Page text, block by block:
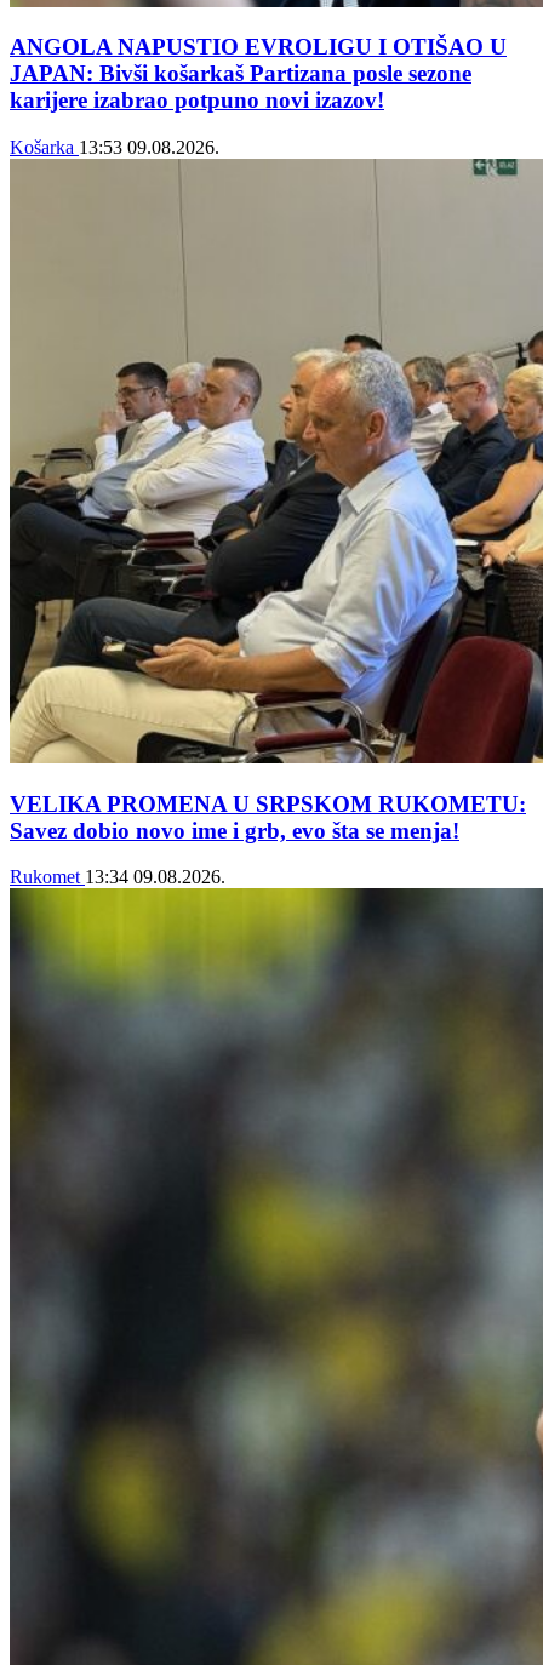
ANGOLA NAPUSTIO EVROLIGU I OTIŠAO U
JAPAN: Bivši košarkaš Partizana posle sezone
karijere izabrao potpuno novi izazov!
Košarka 13:53 09.08.2026.
VELIKA PROMENA U SRPSKOM RUKOMETU:
Savez dobio novo ime i grb, evo šta se menja!
Rukomet 13:34 09.08.2026.